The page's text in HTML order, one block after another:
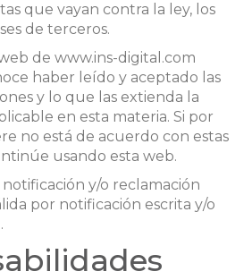
que vayan contra la ley, los
de terceros.
de www.ins-digital.com
haber leído y aceptado las
y lo que las extienda la
en esta materia. Si por
no está de acuerdo con estas
usando esta web.
y/o reclamación
por notificación escrita y/o